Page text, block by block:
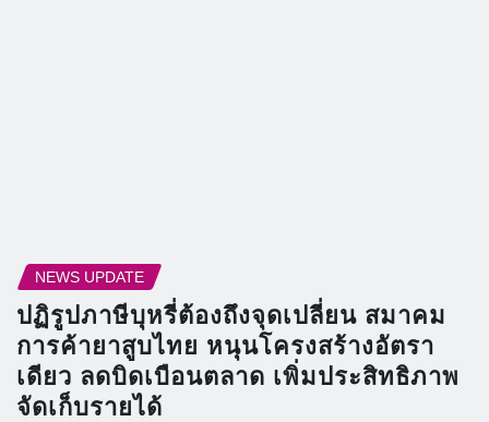
NEWS UPDATE
ปฏิรูปภาษีบุหรี่ต้องถึงจุดเปลี่ยน สมาคม
การค้ายาสูบไทย หนุนโครงสร้างอัตรา
เดียว ลดบิดเบือนตลาด เพิ่มประสิทธิภาพ
จัดเก็บรายได้